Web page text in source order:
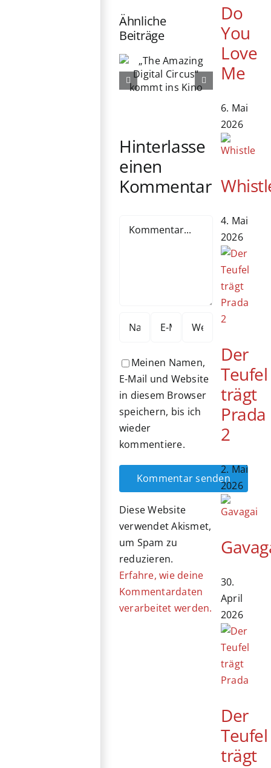
Ähnliche
Beiträge
76. Berlinale
eröffnet:
Michelle
Yeoh erhält
Ehrenbären
Hinterlasse
einen
Kommentar
Meinen Namen,
E-Mail und Website
in diesem Browser
speichern, bis ich
wieder
kommentiere.
Diese Website
verwendet Akismet,
um Spam zu
reduzieren.
Erfahre, wie deine
Kommentardaten
verarbeitet werden.
Do
You
Love
Me
6. Mai
2026
4. Mai
2026
Der
Teufel
trägt
Prada
2
2. Mai
2026
30.
April
2026
Der
Teufel
trägt